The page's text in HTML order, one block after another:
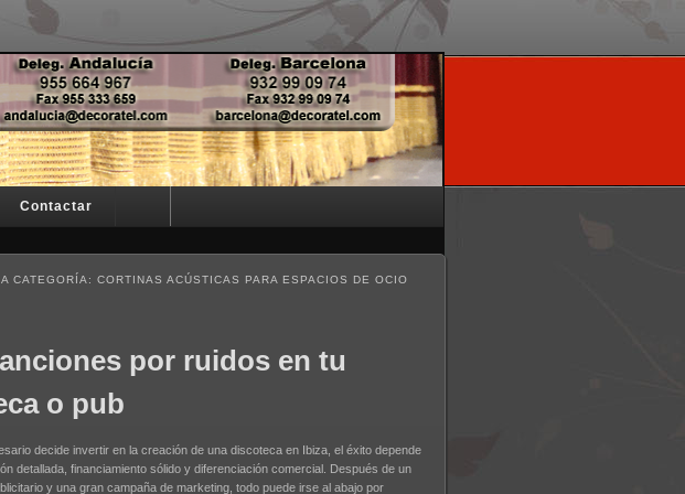
Contactar
CATEGORÍA: CORTINAS ACÚSTICAS PARA ESPACIOS DE OCIO
por ruidos en tu
o pub
decide invertir en la creación de una discoteca en Ibiza, el éxito depende
detallada, financiamiento sólido y diferenciación comercial. Después de un
y una gran campaña de marketing, todo puede irse al abajo por